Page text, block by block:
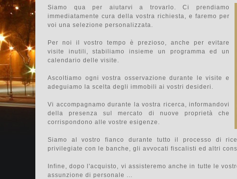
Siamo qua per aiutarvi a trovarlo. Ci prendiamo
immediatamente cura della vostra richiesta, e faremo per
voi una selezione personalizzata.
Per noi il vostro tempo è prezioso, anche per evitare
visite inutili, stabiliamo insieme un programma ed un
calendario delle visite.
Ascoltiamo ogni vostra osservazione durante le visite e
adeguiamo la scelta degli immobili ai vostri desideri.
Vi accompagnamo durante la vostra ricerca, informandovi
della presenza sul mercato di nuove proprietà che
corrispondono alle vostre esigenze.
Siamo al vostro fianco durante tutto il processo di
privilegiate con le banche, gli avvocati fiscalisti ed altri
Infine, dopo l'acquisto, vi assisteremo anche in tutte le
assunzione di personale ...